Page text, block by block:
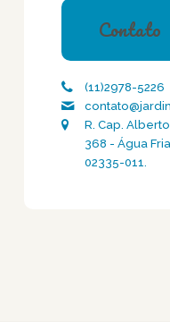
Contato
(11)2978-5226
R. Cap.
368 - Água
02335-011.